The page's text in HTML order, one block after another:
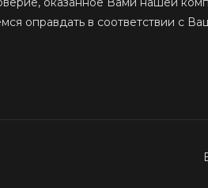
оправдать в соответствии с